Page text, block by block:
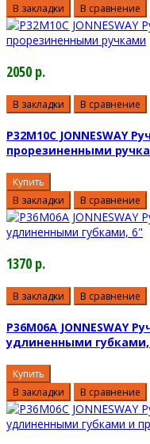
В закладки
В сравнение
2050 р.
В закладки В сравнение
P32M10C JONNESWAY
прорезиненными
Купить
В закладки
В сравнение
1370 р.
В закладки В сравнение
P36M06A JONNESWAY
удлиненными
Купить
В закладки
В сравнение